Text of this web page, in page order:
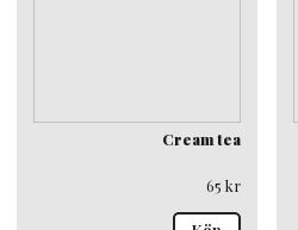
Cream tea
65 kr